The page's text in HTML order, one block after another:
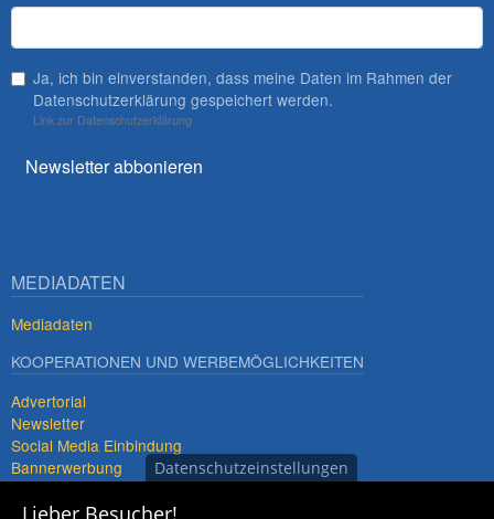
Ja, ich bin einverstanden, dass meine Daten im Rahmen der
Datenschutzerklärung gespeichert werden.
Link zur Datenschutzerklärung
Newsletter abbonieren
MEDIADATEN
Mediadaten
KOOPERATIONEN UND WERBEMÖGLICHKEITEN
Advertorial
Newsletter
Social Media Einbindung
Bannerwerbung
Premiumdestinationen
Datenschutzeinstellungen
Lieber Besucher!